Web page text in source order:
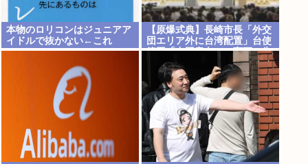
本物のロリコンはジュニアア
イドルで抜かない←これ
【原爆式典】長崎市長「外交
団エリア外に台湾配置」台使
節団「中国意向での変更に失
望」→欠席